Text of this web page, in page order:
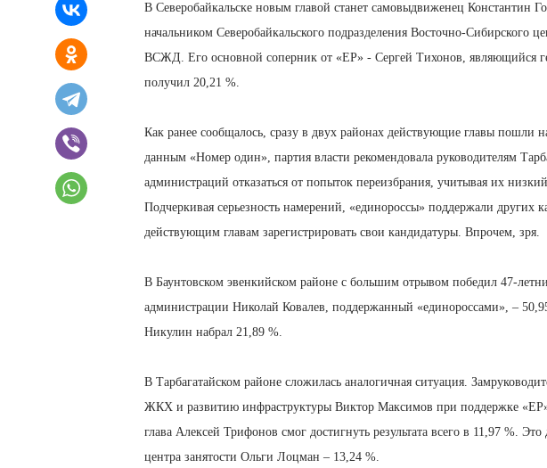
В Северобайкальске новым главой станет самовыдвиженец Константин
начальником Северобайкальского подразделения Восточно-Сибирского
ВСЖД. Его основной соперник от «ЕР» - Сергей Тихонов, являющийся
получил 20,21 %.
Как ранее сообщалось, сразу в двух районах действующие главы пошли
данным «Номер один», партия власти рекомендовала руководителям
администраций отказаться от попыток переизбрания, учитывая их
Подчеркивая серьезность намерений, «единороссы» поддержали других
действующим главам зарегистрировать свои кандидатуры. Впрочем, зря.
В Баунтовском эвенкийском районе с большим отрывом победил 47-
администрации Николай Ковалев, поддержанный «единороссами», –
Никулин набрал 21,89 %.
В Тарбагатайском районе сложилась аналогичная ситуация.
ЖКХ и развитию инфраструктуры Виктор Максимов при поддержке
глава Алексей Трифонов смог достигнуть результата всего в 11,97 %.
центра занятости Ольги Лоцман – 13,24 %.